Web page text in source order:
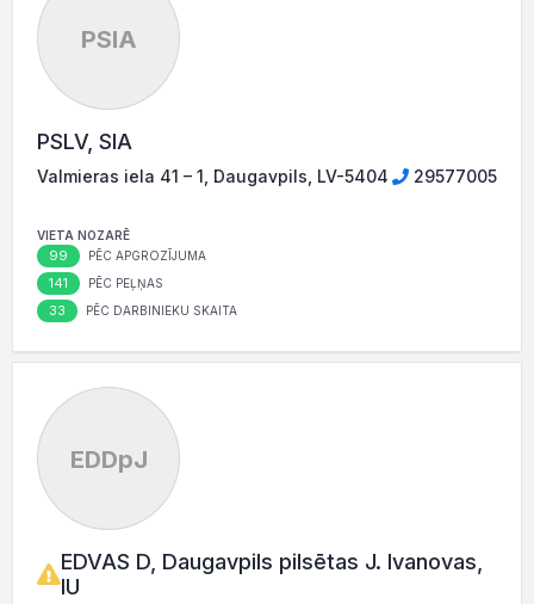
PSIA
PSLV, SIA
Valmieras iela 41 – 1, Daugavpils, LV-5404 29577005
VIETA NOZARĒ
99 PĒC APGROZĪJUMA
141 PĒC PEĻŅAS
33 PĒC DARBINIEKU SKAITA
EDDpJ
EDVAS D, Daugavpils pilsētas J. Ivanovas,
IU